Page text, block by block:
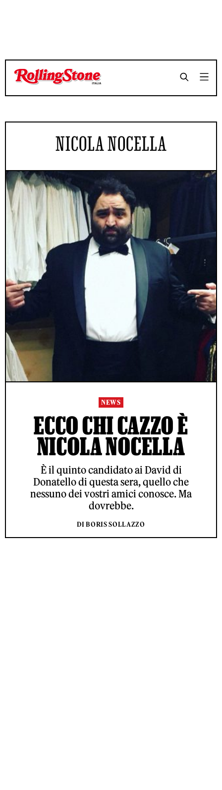
NICOLA NOCELLA
NEWS
ECCO CHI CAZZO È
NICOLA NOCELLA
È il quinto candidato ai David di
Donatello di questa sera, quello che
nessuno dei vostri amici conosce. Ma
dovrebbe.
DI BORIS SOLLAZZO